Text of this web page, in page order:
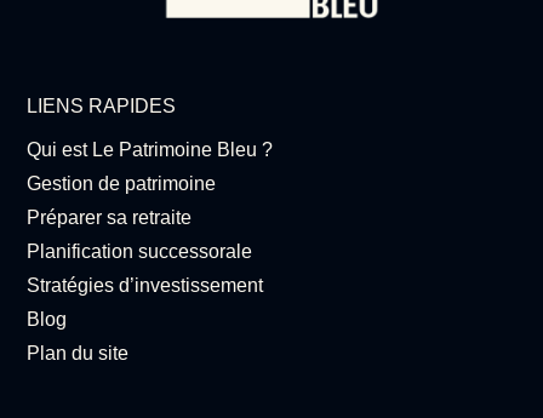
LIENS RAPIDES
Qui est Le Patrimoine Bleu ?
Gestion de patrimoine
Préparer sa retraite
Planification successorale
Stratégies d’investissement
Blog
Plan du site